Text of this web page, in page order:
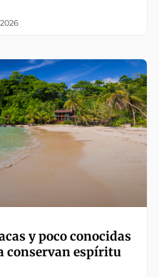
y poco conocidas
conservan espíritu